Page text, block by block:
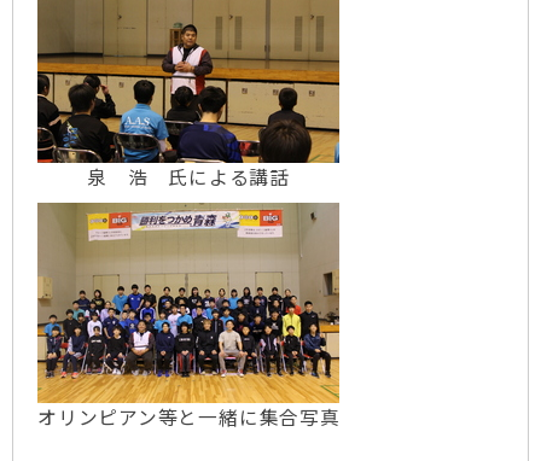
泉 浩 氏による講話
オリンピアン等と一緒に集合写真